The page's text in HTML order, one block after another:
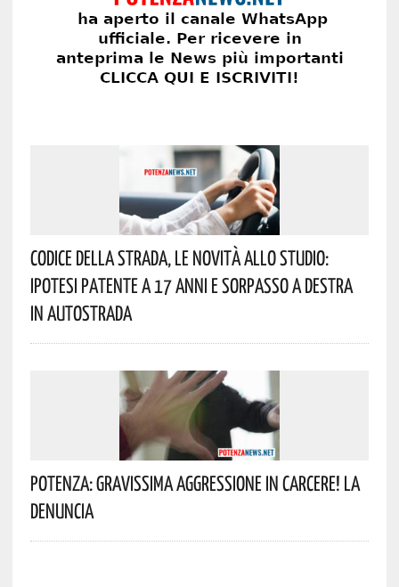
Codice Della Strada, Le Novità Allo Studio:
Ipotesi Patente A 17 Anni E Sorpasso A Destra
In Autostrada
Potenza: Gravissima Aggressione In Carcere! La
Denuncia